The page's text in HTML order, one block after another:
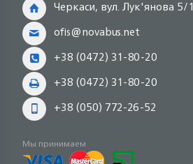
Черкаси, вул. Лук'янова 5/1
ofis@novabus.net
+38 (0472) 31-80-20
+38 (0472) 31-80-20
+38 (050) 772-26-52
Мы принимаем